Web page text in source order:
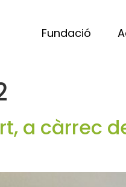
Fundació
a càrrec